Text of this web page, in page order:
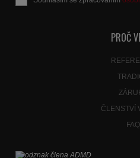
PROČ
ČLENSTVÍ
FAQ